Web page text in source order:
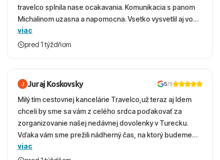
travelco splnila nase ocakavania. Komunikacia s panom
Michalinom uzasna a napomocna. Vsetko vysvetlil aj vo
vecernych hodinach zaco sa ospravedlnujem. Hotel
krasny, cisty. Sluzby top. Strava, prostredie, more,
viac
pred 1 týždňom
Juraj Koskovsky 5/5
Milý tím cestovnej kancelárie Travelco,už teraz aj Idem
chceli by sme sa vám z celého srdca poďakovať za
zorganizovanie našej nedávnej dovolenky v Turecku.
Vďaka vám sme prežili nádherný čas, na ktorý budeme
ešte dlho s úsmevom spomínať. ​Všetko prebehlo
absolútne hladko – od prvotného výberu zájazdu, cez
viac